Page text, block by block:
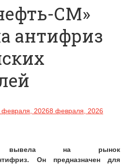
СМ»
антифриз
февраля, 20268 февраля, 2026
вывела на рынок
Он предназначен для